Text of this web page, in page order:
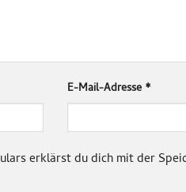
E-Mail-Adresse *
erklärst du dich mit der